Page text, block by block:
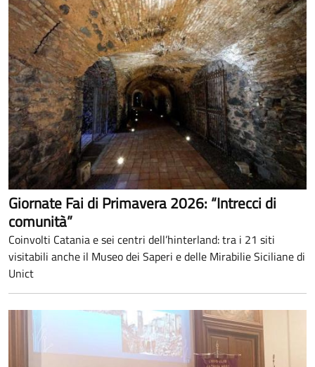
Giornate Fai di Primavera 2026: “Intrecci di
comunità”
Coinvolti Catania e sei centri dell’hinterland: tra i 21 siti
visitabili anche il Museo dei Saperi e delle Mirabilie Siciliane di
Unict